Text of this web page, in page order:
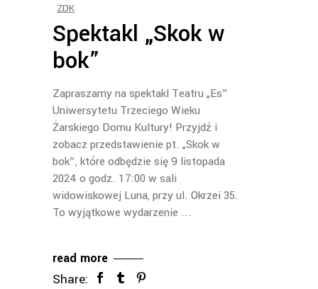
ZDK
Spektakl „Skok w
bok”
Zapraszamy na spektakl Teatru „Es”
Uniwersytetu Trzeciego Wieku
Żarskiego Domu Kultury! Przyjdź i
zobacz przedstawienie pt. „Skok w
bok”, które odbędzie się 9 listopada
2024 o godz. 17:00 w sali
widowiskowej Luna, przy ul. Okrzei 35.
To wyjątkowe wydarzenie
read more
Share: